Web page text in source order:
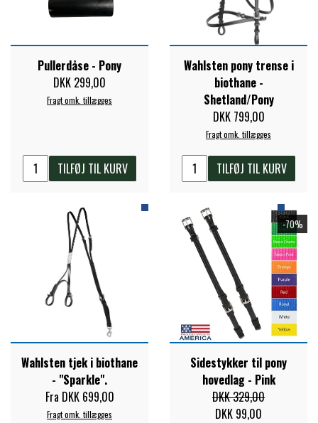
PREMIER EQUINE SADLER
PREMIER EQUINE SADEL TILBEHØR
PREMIER EQUINE SADELUNDERLAG
PREMIER EQUINE PADS
PREMIER EQUINE BENBESKYTTELSE
PREMIER EQUINE TRANSPORT
PREMIER EQUINE KØLETERAPI
PREMIER EQUINE GROOMING & STALD
FORAN EQUINE
GP TACK
JACKS
KÄLLQUIST EQUESTIAN
Pullerdåse - Pony
DKK 299,00
Fragt omk. tillægges
TILFØJ TIL KURV
Wahlsten pony trense i
biothane -
Shetland/Pony
DKK 799,00
Fragt omk. tillægges
TILFØJ TIL KURV
Wahlsten tjek i biothane
- "Sparkle".
Fra DKK 699,00
Fragt omk. tillægges
-70%
Sidestykker til pony
hovedlag - Pink
DKK 329,00
DKK 99,00